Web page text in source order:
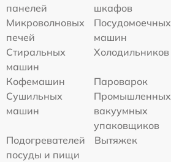
панелей
шкафов
Микроволновых
печей
Посудомоечных
машин
Стиральных
машин
Холодильников
Кофемашин
Пароварок
Сушильных
машин
Промышленных
вакуумных
упаковщиков
Подогревателей
посуды и пищи
Вытяжек